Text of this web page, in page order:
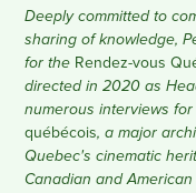
Deeply committed to
sharing of knowledge,
for the Rendez-vous
directed in 2020 as
numerous interviews for
québécois, a major
Quebec's cinematic
Canadian and